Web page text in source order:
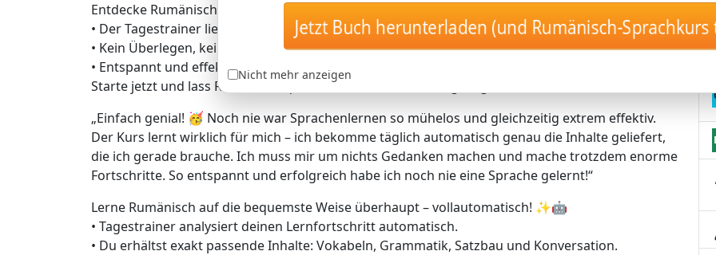
Entdecke Rumänischlernen auf geniale Art – vollautomatisch und stressfrei! 🤖🚀
• Der Tagestrainer liefert dir täglich genau die Inhalte, die perfekt zu deinem Lernstand passen.
• Kein Überlegen, keine Zeitverschwendung – der Kurs erkennt automatisch, was du brauchst.
• Entspannt und effektiv zu bis zu 5.000 dauerhaft gespeicherten Vokabeln.
Starte jetzt und lass Rumänisch quasi von selbst in dein Langzeitgedächtnis fließen!
„Einfach genial! 🥳 Noch nie war Sprachenlernen so mühelos und gleichzeitig extrem effektiv.
Der Kurs lernt wirklich für mich – ich bekomme täglich automatisch genau die Inhalte geliefert,
die ich gerade brauche. Ich muss mir um nichts Gedanken machen und mache trotzdem enorme
Fortschritte. So entspannt und erfolgreich habe ich noch nie eine Sprache gelernt!“
Lerne Rumänisch auf die bequemste Weise überhaupt – vollautomatisch! ✨🤖
• Tagestrainer analysiert deinen Lernfortschritt automatisch.
• Du erhältst exakt passende Inhalte: Vokabeln, Grammatik, Satzbau und Konversation.
Jetzt Buch herunterladen (und Rumänisch-
Nicht mehr anzeigen